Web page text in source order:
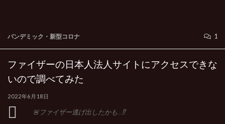
パンデミック・新型コロナ 1
ファイザーの日本人法人サイトにアクセスできな
いので調べてみた
2022年6月18日
🚨ファイザー逃げ出したかも…⁉️